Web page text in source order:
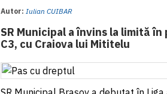
Autor: Iulian CUIBAR
SR Municipal a învins la limită
C3, cu Craiova lui Mititelu